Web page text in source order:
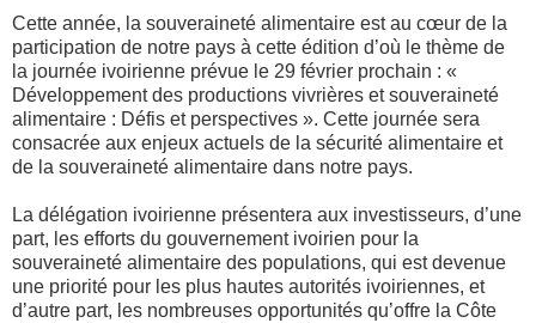
Cette année, la souveraineté alimentaire est au cœur de la
participation de notre pays à cette édition d’où le thème de
la journée ivoirienne prévue le 29 février prochain : «
Développement des productions vivrières et souveraineté
alimentaire : Défis et perspectives ». Cette journée sera
consacrée aux enjeux actuels de la sécurité alimentaire et
de la souveraineté alimentaire dans notre pays.
La délégation ivoirienne présentera aux investisseurs, d’une
part, les efforts du gouvernement ivoirien pour la
souveraineté alimentaire des populations, qui est devenue
une priorité pour les plus hautes autorités ivoiriennes, et
d’autre part, les nombreuses opportunités qu’offre la Côte